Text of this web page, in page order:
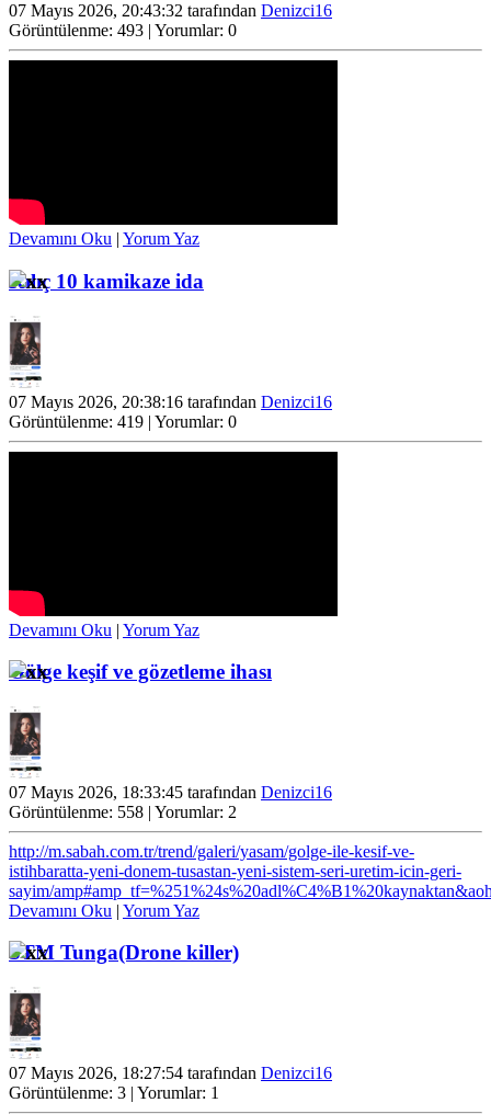
07 Mayıs 2026, 20:43:32 tarafından Denizci16
Görüntülenme: 493 | Yorumlar: 0
Devamını Oku | Yorum Yaz
Kılıç 10 kamikaze ida
07 Mayıs 2026, 20:38:16 tarafından Denizci16
Görüntülenme: 419 | Yorumlar: 0
Devamını Oku | Yorum Yaz
Gölge keşif ve gözetleme ihası
07 Mayıs 2026, 18:33:45 tarafından Denizci16
Görüntülenme: 558 | Yorumlar: 2
http://m.sabah.com.tr/trend/galeri/yasam/golge-ile-kesif-ve-
istihbaratta-yeni-donem-tusastan-yeni-sistem-seri-uretim-icin-geri-
sayim/
Devamını Oku | Yorum Yaz
STM Tunga(Drone killer)
07 Mayıs 2026, 18:27:54 tarafından Denizci16
Görüntülenme: 3 | Yorumlar: 1